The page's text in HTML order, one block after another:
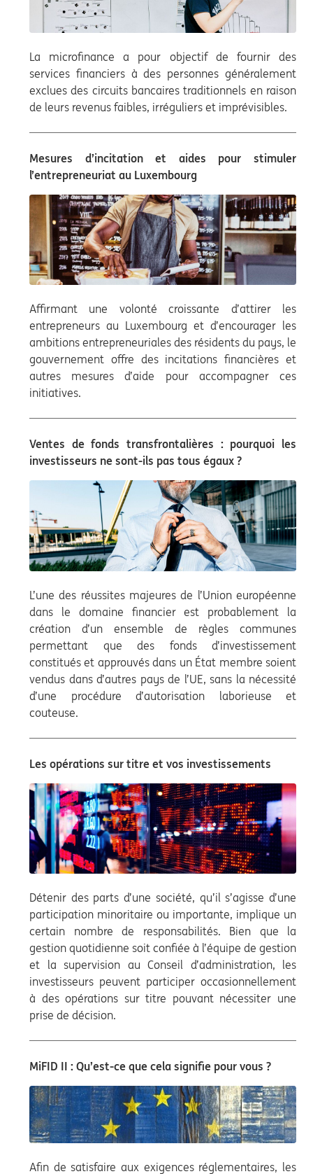
La microfinance a pour objectif de fournir des
services financiers à des personnes généralement
exclues des circuits bancaires traditionnels en raison
de leurs revenus faibles, irréguliers et imprévisibles.
Mesures d’incitation et aides pour stimuler
l’entrepreneuriat au Luxembourg
Affirmant une volonté croissante d’attirer les
entrepreneurs au Luxembourg et d’encourager les
ambitions entrepreneuriales des résidents du pays, le
gouvernement offre des incitations financières et
autres mesures d’aide pour accompagner ces
initiatives.
Ventes de fonds transfrontalières : pourquoi les
investisseurs ne sont-ils pas tous égaux ?
L’une des réussites majeures de l’Union européenne
dans le domaine financier est probablement la
création d’un ensemble de règles communes
permettant que des fonds d’investissement
constitués et approuvés dans un État membre soient
vendus dans d’autres pays de l’UE, sans la nécessité
d’une procédure d’autorisation laborieuse et
couteuse.
Les opérations sur titre et vos investissements
Détenir des parts d’une société, qu’il s’agisse d’une
participation minoritaire ou importante, implique un
certain nombre de responsabilités. Bien que la
gestion quotidienne soit confiée à l’équipe de gestion
et la supervision au Conseil d’administration, les
investisseurs peuvent participer occasionnellement
à des opérations sur titre pouvant nécessiter une
prise de décision.
MiFID II : Qu’est-ce que cela signifie pour vous ?
Afin de satisfaire aux exigences réglementaires, les